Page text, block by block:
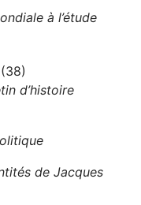
à l’étude
d’histoire
de Jacques